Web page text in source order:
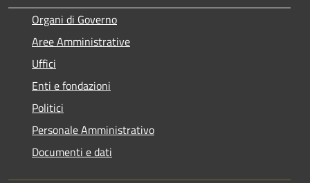
Organi di Governo
Aree Amministrative
Uffici
Enti e fondazioni
Politici
Personale Amministrativo
Documenti e dati